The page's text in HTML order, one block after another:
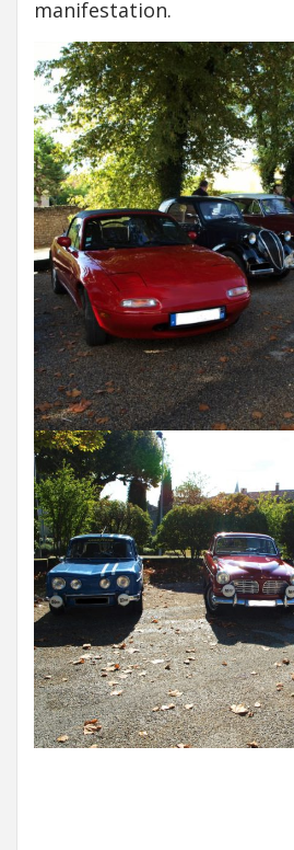
manifestation.